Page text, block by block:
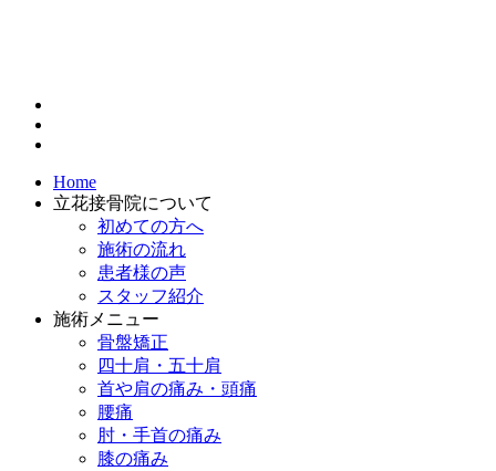
Home
立花接骨院について
初めての方へ
施術の流れ
患者様の声
スタッフ紹介
施術メニュー
骨盤矯正
四十肩・五十肩
首や肩の痛み・頭痛
腰痛
肘・手首の痛み
膝の痛み